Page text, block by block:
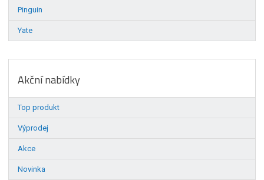
Pinguin
Yate
Akční nabídky
Top produkt
Výprodej
Akce
Novinka